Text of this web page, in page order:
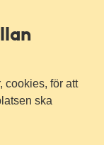
cookies, för att
ska